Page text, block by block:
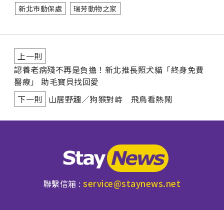
新北市動保處
瑞芳動物之家
上一則
認養老病殘不再是負擔！新北推長照犬貓「終身免費
醫療」 助毛寶貝找回愛
下一則
山居野趣∕狗猴對峙 飛鳥看熱鬧
聯繫信箱 :service@staynews.net